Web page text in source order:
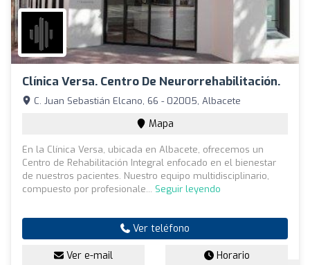
Clínica Versa. Centro De Neurorrehabilitación.
C. Juan Sebastián Elcano, 66 - 02005, Albacete
Mapa
En la Clínica Versa, ubicada en Albacete, ofrecemos un
Centro de Rehabilitación Integral enfocado en el bienestar
de nuestros pacientes. Nuestro equipo multidisciplinario,
compuesto por profesionale... Seguir leyendo
Ver teléfono
Ver e-mail Horario